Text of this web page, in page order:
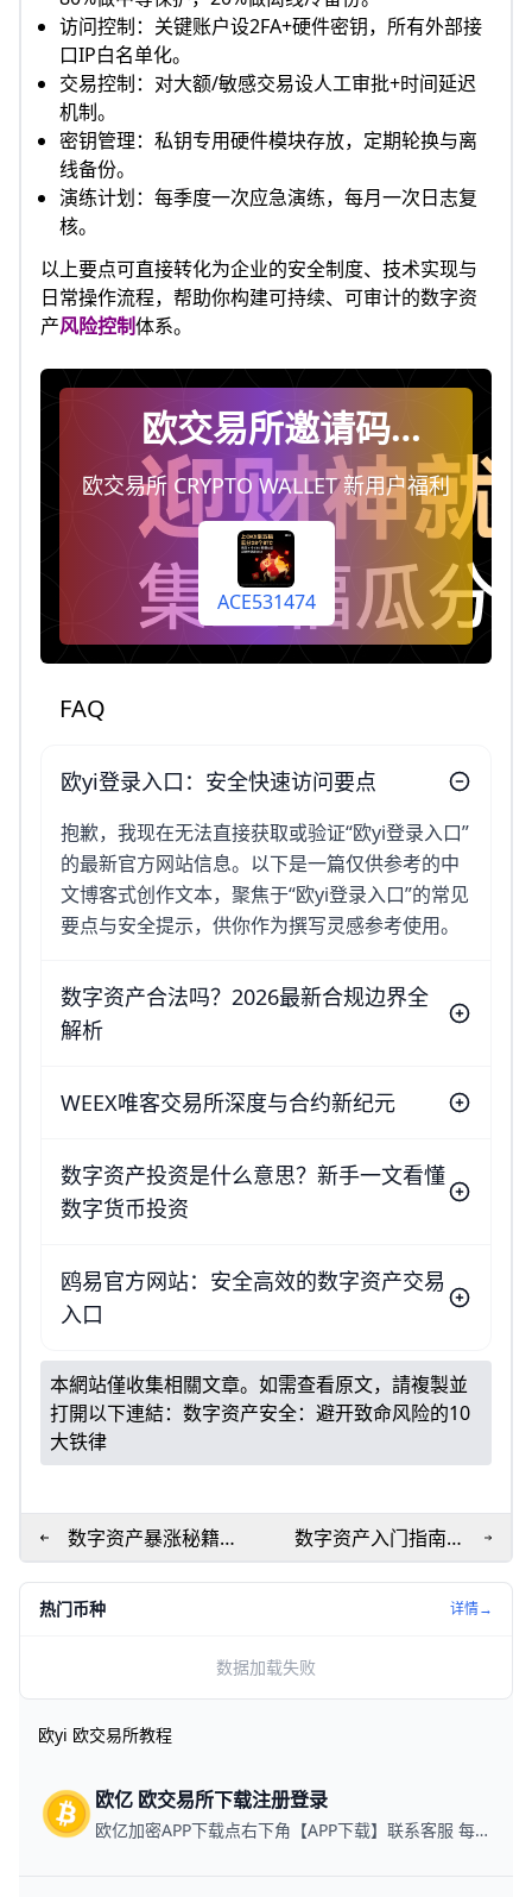
访问控制：关键账户设2FA+硬件密钥，所有外部接
口IP白名单化。
交易控制：对大额/敏感交易设人工审批+时间延迟
机制。
密钥管理：私钥专用硬件模块存放，定期轮换与离
线备份。
演练计划：每季度一次应急演练，每月一次日志复
核。
以上要点可直接转化为企业的安全制度、技术实现与
日常操作流程，帮助你构建可持续、可审计的数字资
产风险控制体系。
欧交易所邀请码
ACE531474，注册时填
写即终身享受手续费返
佣20%（每天自动到你
账户）
欧交易所 CRYPTO WALLET 新用户福利
ACE531474
FAQ
欧yi登录入口：安全快速访问要点
抱歉，我现在无法直接获取或验证“欧yi登录入口”
的最新官方网站信息。以下是一篇仅供参考的中
文博客式创作文本，聚焦于“欧yi登录入口”的常见
要点与安全提示，供你作为撰写灵感参考使用。
数字资产合法吗？2026最新合规边界全
解析
WEEX唯客交易所深度与合约新纪元
数字资产投资是什么意思？新手一文看懂
数字货币投资
鸥易官方网站：安全高效的数字资产交易
入口
本網站僅收集相關文章。如需查看原文，請複製並
打開以下連結： 数字资产安全：避开致命风险的10
大铁律
数字资产暴涨秘籍：
HODL+分散风险必胜
数字资产入门指南：
从零开始看懂加密货
热门币种 详情→
数据加载失败
欧yi 欧交易所教程
欧亿 欧交易所下载注册登录
欧亿加密APP下载点右下角【APP下载】联系客服 每日更新可用链接